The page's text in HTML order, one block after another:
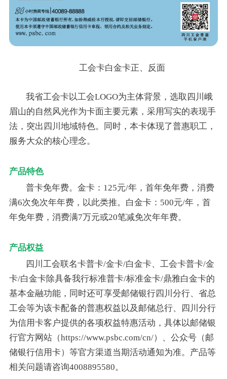
工会卡白金卡正、反面
我省工会卡以工会LOGO为主体背景，选取四川峨
眉山的自然风光作为卡面主要元素，采用写实的表现手
法，突出四川地域特色。同时，本卡体现了普惠职工，
服务大众的核心理念。
产品特色
普卡免年费。金卡：125元/年，首年免年费，消费
满6次免次年年费，以此类推。白金卡：500元/年，首
年免年费，消费满7万元或20笔减免次年年费。
产品权益
四川工会联名卡普卡/金卡/白金卡、工会卡普卡/金
卡/白金卡除具备我行标准普卡/标准金卡/鼎雅白金卡的
基本金融功能，同时还可享受邮储银行四川分行、省总
工会等为该卡配备的普惠权益以及邮储总行、四川分行
为信用卡客户提供的各项权益特惠活动，具体以邮储银
行官方网站（https://www.psbc.com/cn/）、公众号（邮
储银行信用卡）等官方渠道当期活动通知为准。产品等
相关问题请咨询4008895580。